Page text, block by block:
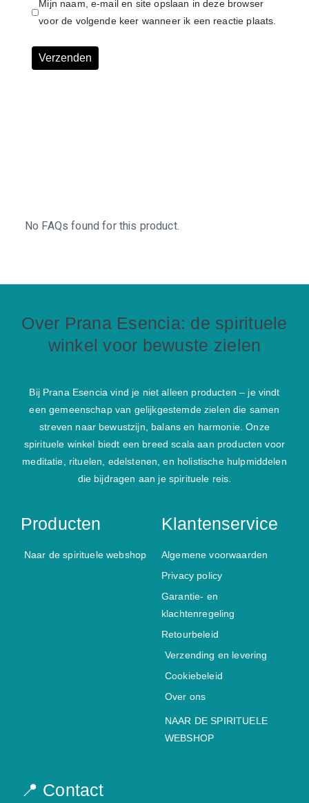
Mijn naam, e-mail en site opslaan in deze browser
voor de volgende keer wanneer ik een reactie plaats.
No FAQs found for this product.
Over Prana Esencia: de spirituele
winkel voor bewuste zielen
Bij Prana Esencia vind je niet alleen producten – je vindt
een gemeenschap van gelijkgestemde zielen die samen
streven naar bewustzijn, balans en harmonie. Onze
spirituele winkel biedt een breed scala aan producten voor
meditatie, rituelen, edelstenen, en holistische hulpmiddelen
die bijdragen aan je spirituele reis.
Producten
Naar de spirituele webshop
Klantenservice
Algemene voorwaarden
Privacy policy
Garantie- en
klachtenregeling
Retourbeleid
Verzending en levering
Cookiebeleid
Over ons
NAAR DE SPIRITUELE
WEBSHOP
📍 Contact